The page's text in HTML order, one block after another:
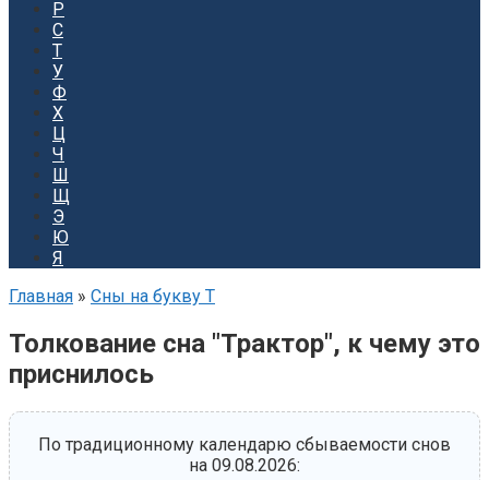
Р
С
Т
У
Ф
Х
Ц
Ч
Ш
Щ
Э
Ю
Я
Главная » Сны на букву Т
Толкование сна "Трактор", к чему это
приснилось
По традиционному календарю сбываемости снов
на 09.08.2026: